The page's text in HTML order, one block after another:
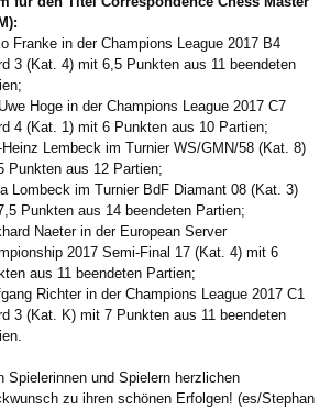
Franke in der Champions League 2017 B4
3 (Kat. 4) mit 6,5 Punkten aus 11 beendeten
Hoge in der Champions League 2017 C7
4 (Kat. 1) mit 6 Punkten aus 10 Partien;
Heinz Lembeck im Turnier WS/GMN/58 (Kat. 8)
Punkten aus 12 Partien;
Lombeck im Turnier BdF Diamant 08 (Kat. 3)
Punkten aus 14 beendeten Partien;
Naeter in der European Server
2017 Semi-Final 17 (Kat. 4) mit 6
aus 11 beendeten Partien;
Richter in der Champions League 2017 C1
3 (Kat. K) mit 7 Punkten aus 11 beendeten
Spielerinnen und Spielern herzlichen
zu ihren schönen Erfolgen! (es/Stephan